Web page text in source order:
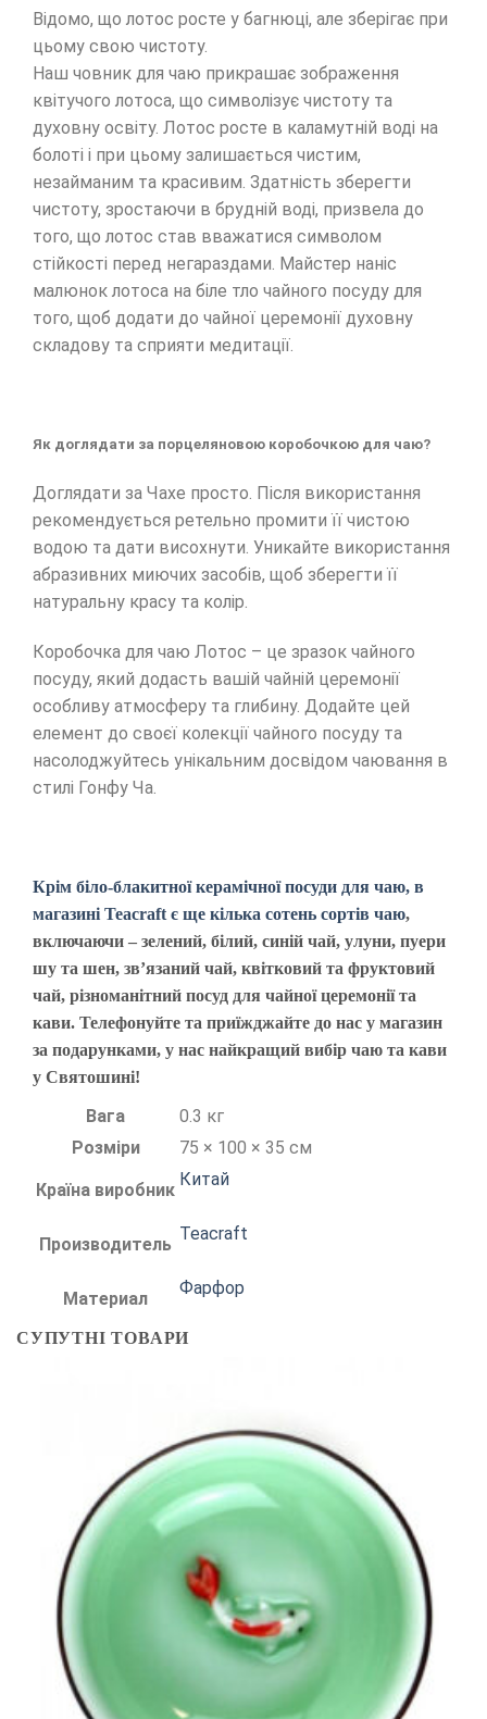
Відомо, що лотос росте у багнюці, але зберігає при
цьому свою чистоту.
Наш човник для чаю прикрашає зображення
квітучого лотоса, що символізує чистоту та
духовну освіту. Лотос росте в каламутній воді на
болоті і при цьому залишається чистим,
незайманим та красивим. Здатність зберегти
чистоту, зростаючи в брудній воді, призвела до
того, що лотос став вважатися символом
стійкості перед негараздами. Майстер наніс
малюнок лотоса на біле тло чайного посуду для
того, щоб додати до чайної церемонії духовну
складову та сприяти медитації.
Як доглядати за порцеляновою коробочкою для чаю?
Доглядати за Чахе просто. Після використання
рекомендується ретельно промити її чистою
водою та дати висохнути. Уникайте використання
абразивних миючих засобів, щоб зберегти її
натуральну красу та колір.
Коробочка для чаю Лотос – це зразок чайного
посуду, який додасть вашій чайній церемонії
особливу атмосферу та глибину. Додайте цей
елемент до своєї колекції чайного посуду та
насолоджуйтесь унікальним досвідом чаювання в
стилі Гонфу Ча.
Крім біло-блакитної керамічної посуди для чаю, в
магазині Teacraft є ще кілька сотень сортів чаю,
включаючи – зелений, білий, синій чай, улуни, пуери
шу та шен, зв’язаний чай, квітковий та фруктовий
чай, різноманітний посуд для чайної церемонії та
кави. Телефонуйте та приїжджайте до нас у магазин
за подарунками, у нас найкращий вибір чаю та кави
у Святошині!
Вага
0.3 кг
Розміри
75 × 100 × 35 см
Країна виробник
Китай
Производитель
Teacraft
Материал
Фарфор
СУПУТНІ ТОВАРИ